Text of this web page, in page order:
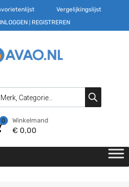
Vergelijkingslijst
INLOGGEN REGISTREREN
Winkelmand
€0,00
0